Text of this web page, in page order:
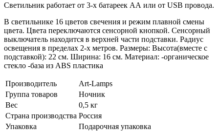
Светильник работает от 3-х батареек АА или от USB провода.
В светильнике 16 цветов свечения и режим плавной смены
цвета. Цвета переключаются сенсорной кнопкой. Сенсорный
выключатель находится в верхней части подставки. Радиус
освещения в пределах 2-х метров. Размеры: Высота(вместе с
подставкой): 22 см. Ширина: 16 см. Материал: -органическое
стекло -база из ABS пластика
Производитель
Art-Lamps
Группа товаров
Ночник
Вес
0,5 кг
Страна производства Россия
Упаковка
Подарочная упаковка